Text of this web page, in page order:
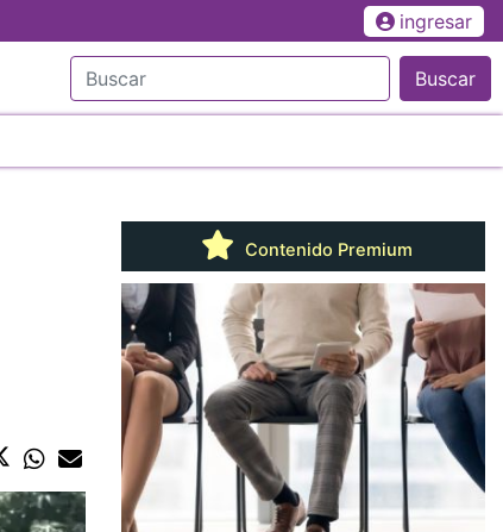
ingresar
Buscar
Contenido Premium